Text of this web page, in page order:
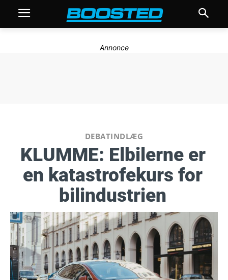
Annonce
DEBATINDLÆG
KLUMME: Elbilerne er
en katastrofekurs for
bilindustrien